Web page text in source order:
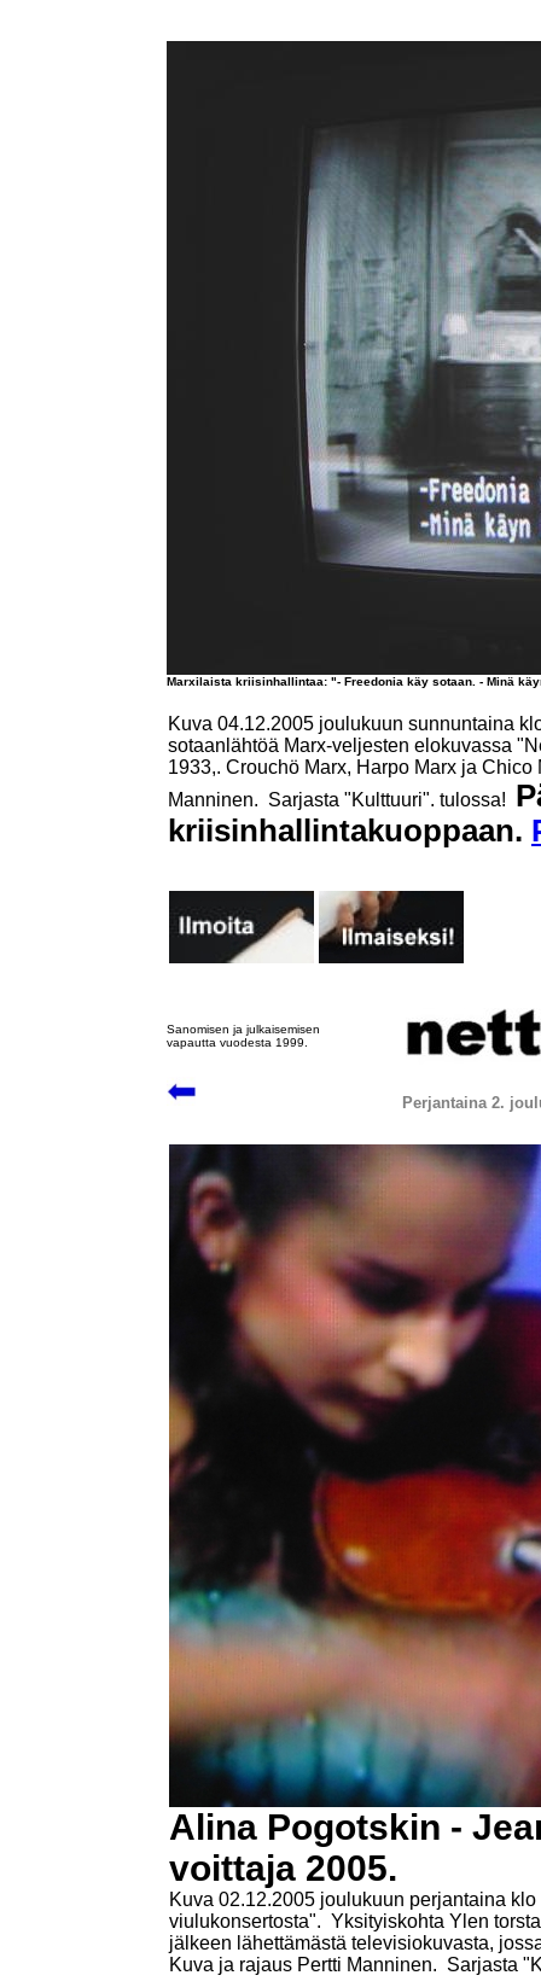
Marxilaista kriisinhallintaa: "- Freedonia käy sotaan. - Minä
Kuva 04.12.2005 joulukuun sunnuntaina
sotaanlähtöä Marx-veljesten elokuvassa
1933,. Crouchö Marx, Harpo Marx ja
Manninen. Sarjasta "Kulttuuri". tulossa!
kriisinhallintakuoppaan.
Sanomisen ja julkaisemisen
vapautta vuodesta 1999.
Perjantaina 2.
Alina Pogotskin -
voittaja 2005.
Kuva 02.12.2005 joulukuun perjantaina
viulukonsertosta". Yksityiskohta Ylen
jälkeen lähettämästä televisiokuvasta,
Kuva ja rajaus Pertti Manninen. Sarjasta